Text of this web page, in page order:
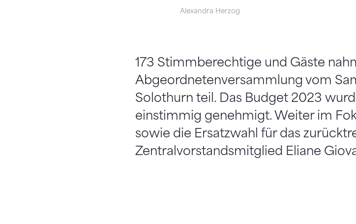
Alexandra Herzog
173 Stimmberechtige und Gäste
Abgeordnetenversammlung vom
Solothurn teil. Das Budget 2023
einstimmig genehmigt. Weiter im
sowie die Ersatzwahl für das
Zentralvorstandsmitglied Eliane